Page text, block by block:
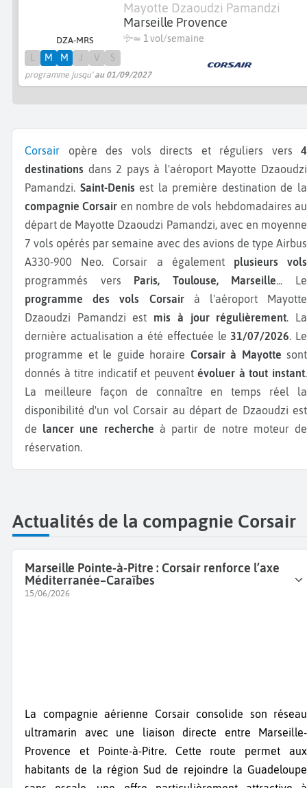
DZA-MRS
Mayotte Dzaoudzi Pamandzi
Marseille Provence
≃ 1 vol/semaine
programme jusqu'au 01/09/2027
M M V S
Corsair opère des vols directs et réguliers vers 4
destinations dans 2 pays à l'aéroport Mayotte Dzaoudzi
Pamandzi. Saint-Denis est la première destination de la
compagnie Corsair en nombre de vols hebdomadaires au
départ de Mayotte Dzaoudzi Pamandzi, avec en moyenne
7 vols opérés par semaine avec des avions de type Airbus
A330-900 Neo. Corsair a également plusieurs vols
programmés vers
Paris, Toulouse, Marseille...
Le
programme des vols Corsairà l'aéroport Mayotte
Dzaoudzi Pamandzi est mis à jour régulièrement. La
dernière actualisation a été effectuée le31/07/2026. Le
programme et le guide horaire Corsair à Mayotte sont
donnés à titre indicatif et peuventévoluer à tout instant.
La meilleure façon de connaître en temps réel la
disponibilité d'un vol Corsair au départ de Dzaoudzi est
de lancer une recherche à partir de notre moteur de
réservation.
Actualités de la compagnie Corsair
Marseille Pointe-à-Pitre : Corsair renforce l’axe
Méditerranée–Caraïbes
15/06/2026
La compagnie aérienne Corsair consolide son réseau
ultramarin avec une liaison directe entre Marseille-
Provence et Pointe-à-Pitre. Cette route permet aux
habitants de la région Sud de rejoindre la Guadeloupe